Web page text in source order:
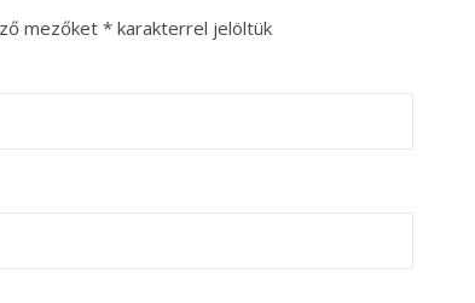
mezőket * karakterrel jelöltük